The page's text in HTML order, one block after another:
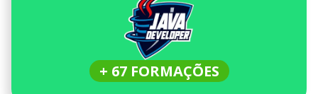
+ 67 FORMAÇÕES